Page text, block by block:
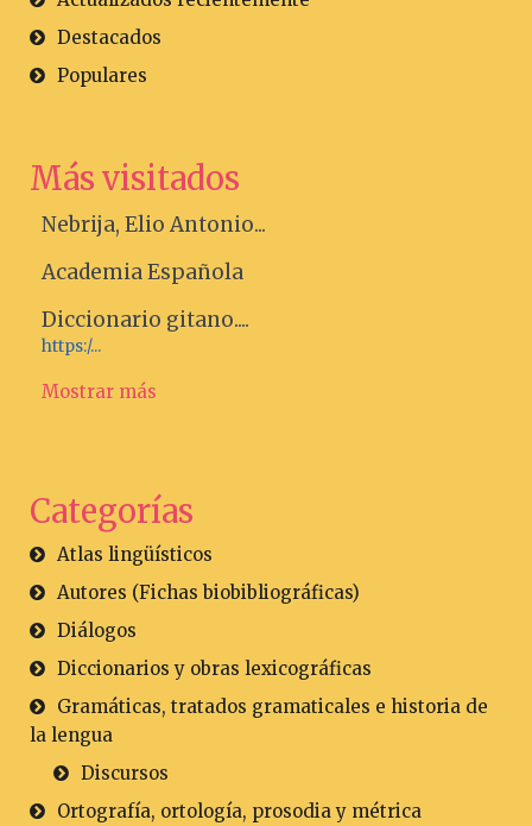
Destacados
Populares
Más visitados
Nebrija, Elio Antonio...
Academia Española
Diccionario gitano....
https:/...
Mostrar más
Categorías
Atlas lingüísticos
Autores (Fichas biobibliográficas)
Diálogos
Diccionarios y obras lexicográficas
Gramáticas, tratados gramaticales e historia de
la lengua
Discursos
Ortografía, ortología, prosodia y métrica